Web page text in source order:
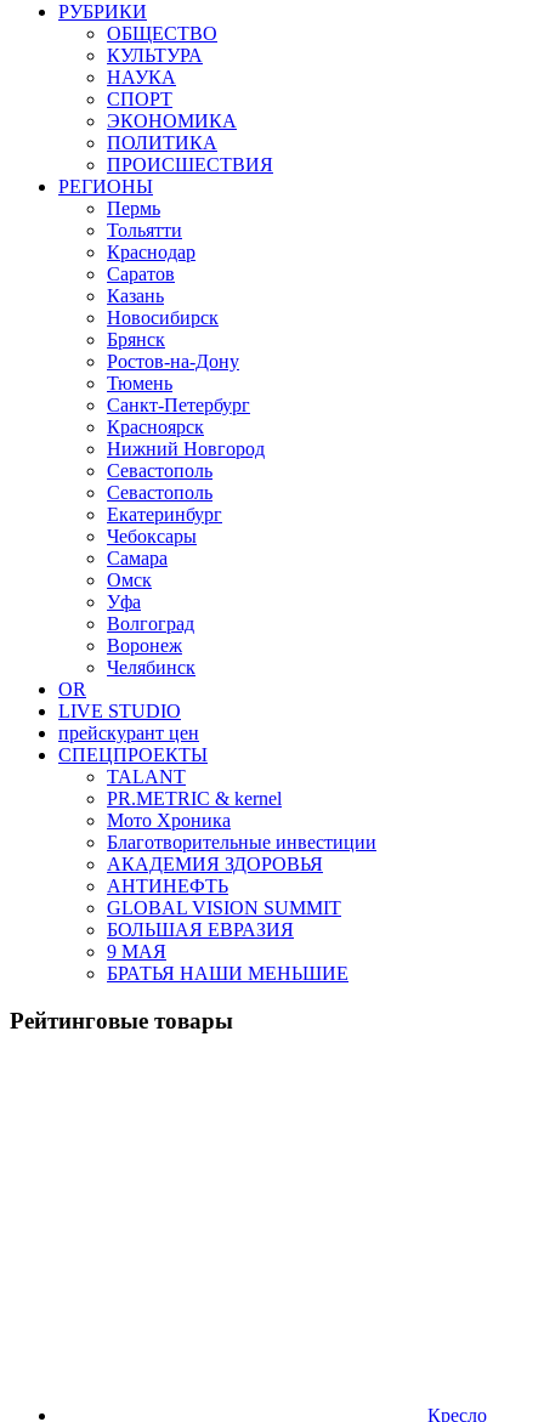
РУБРИКИ
ОБЩЕСТВО
КУЛЬТУРА
НАУКА
СПОРТ
ЭКОНОМИКА
ПОЛИТИКА
ПРОИСШЕСТВИЯ
РЕГИОНЫ
Пермь
Тольятти
Краснодар
Саратов
Казань
Новосибирск
Брянск
Ростов-на-Дону
Тюмень
Санкт-Петербург
Красноярск
Нижний Новгород
Севастополь
Севастополь
Екатеринбург
Чебоксары
Самара
Омск
Уфа
Волгоград
Воронеж
Челябинск
OR
LIVE STUDIO
прейскурант цен
СПЕЦПРОЕКТЫ
TALANT
PR.METRIC & kernel
Мото Хроника
Благотворительные инвестиции
АКАДЕМИЯ ЗДОРОВЬЯ
АНТИНЕФТЬ
GLOBAL VISION SUMMIT
БОЛЬШАЯ ЕВРАЗИЯ
9 МАЯ
БРАТЬЯ НАШИ МЕНЬШИЕ
Рейтинговые товары
Кресло